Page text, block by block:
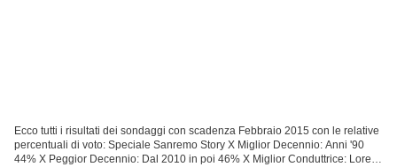
Ecco tutti i risultati dei sondaggi con scadenza Febbraio 2015 con le relative
percentuali di voto: Speciale Sanremo Story X Miglior Decennio: Anni '90
44% X Peggior Decennio: Dal 2010 in poi 46% X Miglior Conduttrice: Loretta